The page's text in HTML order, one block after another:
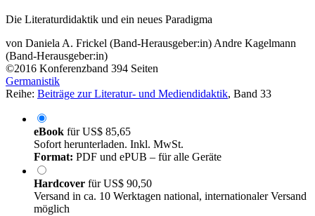
Die Literaturdidaktik und ein neues Paradigma
von Daniela A. Frickel (Band-Herausgeber:in)Andre Kagelmann
(Band-Herausgeber:in)
©2016 Konferenzband 394 Seiten
Germanistik
Reihe: Beiträge zur Literatur- und Mediendidaktik, Band 33
eBook fürUS$ 85,65
Sofort herunterladen. Inkl. MwSt.
Format: PDF und ePUB – für alle Geräte
Hardcover fürUS$ 90,50
Versand in ca. 10 Werktagen national, internationaler Versand
möglich